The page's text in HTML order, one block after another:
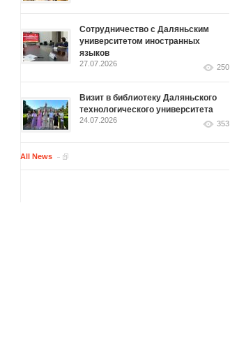
Сотрудничество с Даляньским
университетом иностранных
языков
27.07.2026 250
Визит в библиотеку Даляньского
технологического университета
24.07.2026 353
All News